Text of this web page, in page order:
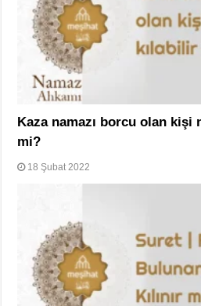
Kaza namazı borcu olan kişi
mi?
18 Şubat 2022